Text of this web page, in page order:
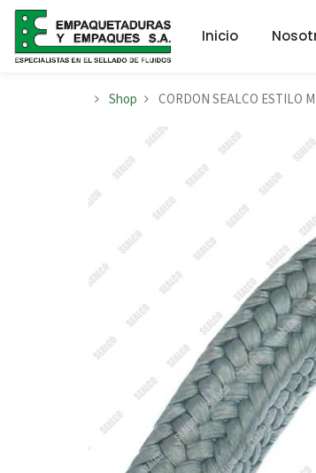
Inicio
Shop CORDON SEALCO ESTILO